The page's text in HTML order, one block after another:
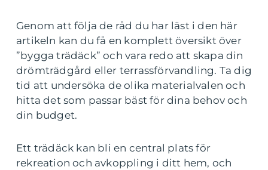
Genom att följa de råd du har läst i den här
artikeln kan du få en komplett översikt över
”bygga trädäck” och vara redo att skapa din
drömträdgård eller terrassförvandling. Ta dig
tid att undersöka de olika materialvalen och
hitta det som passar bäst för dina behov och
din budget.
Ett trädäck kan bli en central plats för
rekreation och avkoppling i ditt hem, och